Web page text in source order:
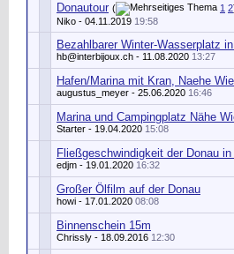
Donautour ( 1 2
Niko - 04.11.2019 19:58
Bezahlbarer Winter-Wasserplatz
hb@interbijoux.ch - 11.08.2020 13:27
Hafen/Marina mit Kran, Naehe
augustus_meyer - 25.06.2020 16:46
Marina und Campingplatz Nähe
Starter - 19.04.2020 15:08
Fließgeschwindigkeit der Donau
edjm - 19.01.2020 16:32
Großer Ölfilm auf der Donau
howi - 17.01.2020 08:08
Binnenschein 15m
Chrissly - 18.09.2016 12:30